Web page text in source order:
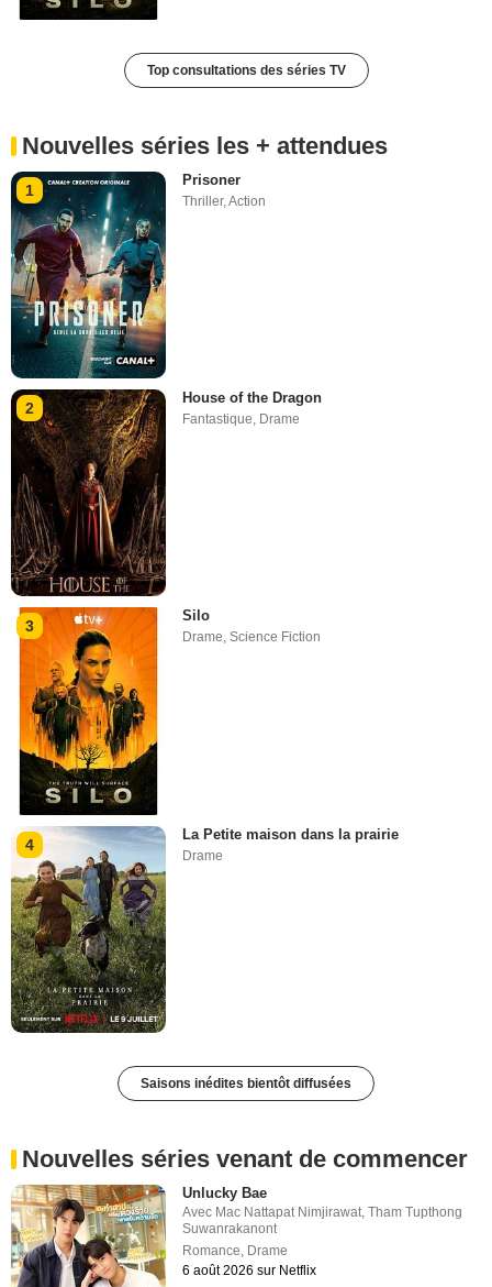
Top consultations des séries TV
Nouvelles séries les + attendues
1
Prisoner
Thriller,Action
2
House of the Dragon
Fantastique, Drame
3
Silo
Drame,Science Fiction
4
La Petite maison dans la prairie
Drame
Saisons inédites bientôt diffusées
Nouvelles séries venant de commencer
Unlucky Bae
Avec Mac Nattapat Nimjirawat,Tham Tupthong
Suwanrakanont
Romance, Drame
6 août 2026 sur Netflix